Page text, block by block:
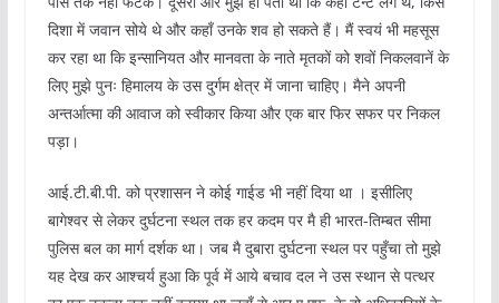
दिशा में जवान सोये थे और कहाँ उनके शव हो सकते हैं। मैं स्वयं भी महसूस
कर रहा था कि इन्सानियत और मानवता के नाते मृतकों को शवों निकलवानें के
लिए मुझे पुनः हिमालय के उस दुर्गम क्षेत्र में जाना चाहिए। मैने अपनी
अन्तर्आत्मा की आवाज को स्वीकार किया और एक बार फिर सफर पर निकल
पड़ा।
आई.टी.बी.पी. को प्रशासन ने कोई गाईड भी नहीं दिया था । इसीलिए
बागेश्वर से लेकर दुर्घटना स्थल तक हर कदम पर मै ही भारत-तिम्बत सीमा
पुलिस बल का मार्ग दर्शक था। जब मै दुबारा दुर्घटना स्थल पर पहुँचा तो मुझे
यह देख कर आश्चर्य हुआ कि पूर्व में आये बचाव दल ने उस स्‍थान से पत्थर